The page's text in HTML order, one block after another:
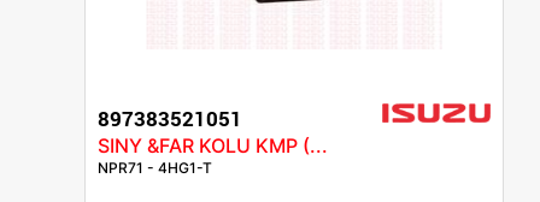
897383521051
SINY &FAR KOLU KMP (...
NPR71 - 4HG1-T